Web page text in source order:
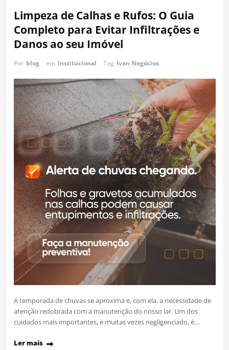
Limpeza de Calhas e Rufos: O Guia
Completo para Evitar Infiltrações e
Danos ao seu Imóvel
Por blog em Institucional Tag Ivan Negócios
A temporada de chuvas se aproxima e, com ela, a necessidade de
atenção redobrada com a manutenção do nosso lar. Um dos
cuidados mais importantes, e muitas vezes negligenciado, é…
Ler mais